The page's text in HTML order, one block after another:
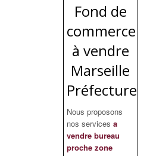
Fond de
commerce
à vendre
Marseille
Préfecture
Nous proposons
nos services a
vendre bureau
proche zone